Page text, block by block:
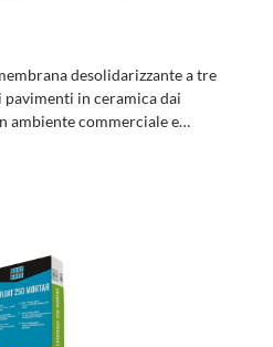
desolidarizzante a tre
in ceramica dai
ambiente commerciale e